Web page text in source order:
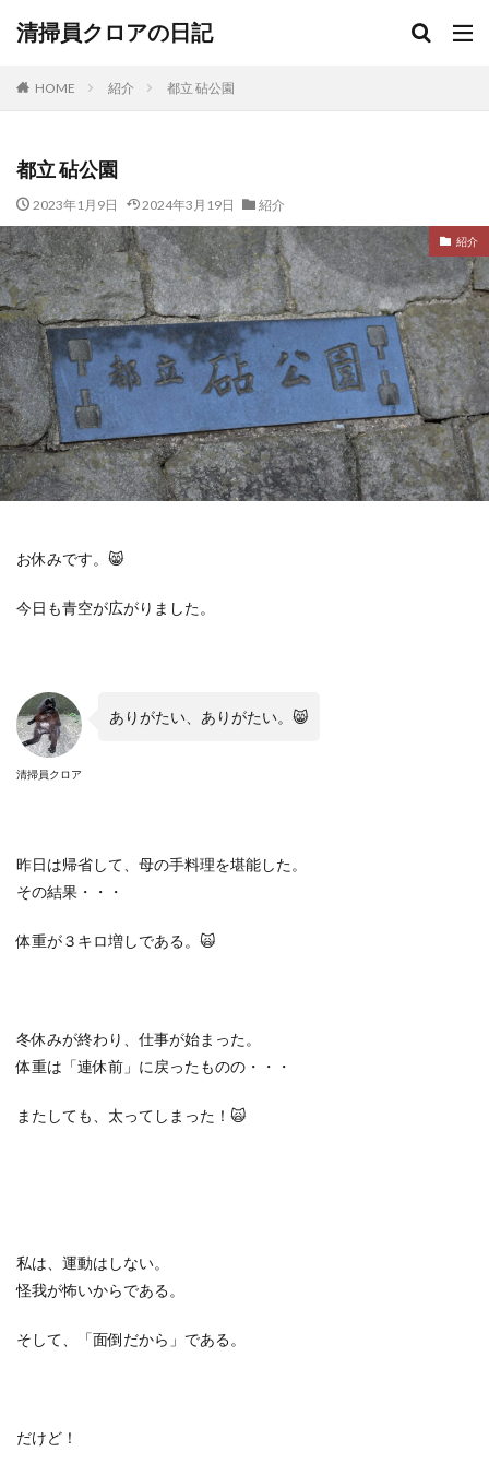
清掃員クロアの日記
HOME 紹介 都立 砧公園
都立 砧公園
2023年1月9日 2024年3月19日 紹介
紹介
お休みです。 😸
今日も青空が広がりました。
清掃員クロア
ありがたい、ありがたい。 😸
昨日は帰省して、母の手料理を堪能した。
その結果・・・
体重が３キロ増しである。 🙀
冬休みが終わり、仕事が始まった。
体重は「連休前」に戻ったものの・・・
またしても、太ってしまった！ 🙀
私は、運動はしない。
怪我が怖いからである。
そして、「面倒だから」である。
だけど！